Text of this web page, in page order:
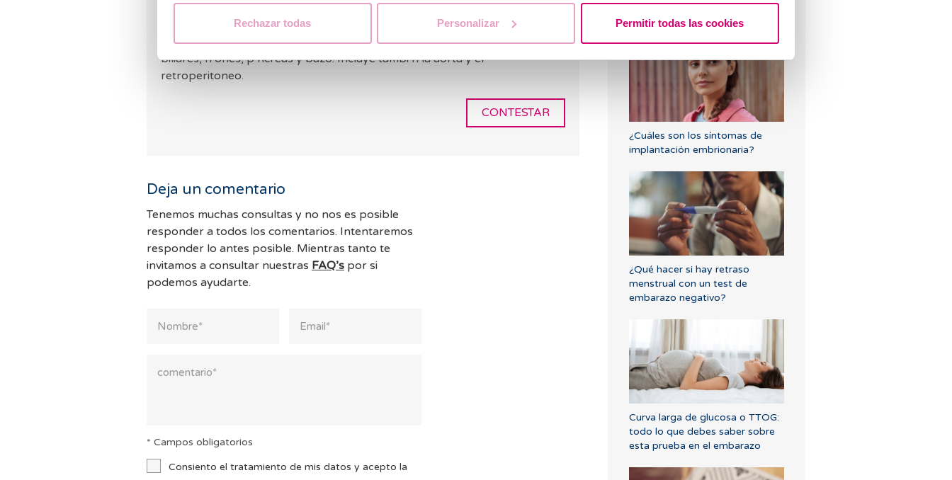
Rechazar todas Personalizar Permitir todas las cookies
un instrumento, similar a un micr fono, llamado transductor pidi ndole que
colabore con la respiraci n cuando se lo indique. La ecograf a abdominal es
la m s frecuente y en ella se explora la ves cula biliar, el h gado, las v as
biliares, ri ones, p ncreas y bazo. Incluye tambi n la aorta y el
retroperitoneo.
CONTESTAR
Deja un comentario
Tenemos muchas consultas y no nos es posible
responder a todos los comentarios. Intentaremos
responder lo antes posible. Mientras tanto te
invitamos a consultar nuestras FAQ’s por si
podemos ayudarte.
* Campos obligatorios
Consiento el tratamiento de mis datos y acepto la
Los más leídos
¿Cuáles son los síntomas de
implantación embrionaria?
¿Qué hacer si hay retraso
menstrual con un test de
embarazo negativo?
Curva larga de glucosa o TTOG:
todo lo que debes saber sobre
esta prueba en el embarazo